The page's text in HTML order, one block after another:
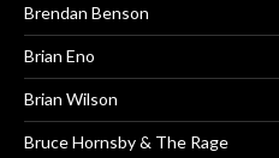
Brendan Benson
Brian Eno
Brian Wilson
Bruce Hornsby & The Rage